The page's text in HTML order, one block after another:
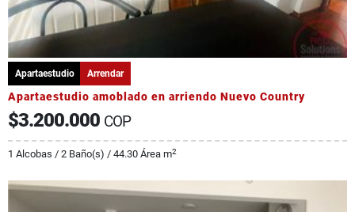
Apartaestudio Arrendar
Apartaestudio amoblado en arriendo Nuevo Country
$3.200.000 COP
1 Alcobas / 2 Baño(s) / 44.30 Área m2